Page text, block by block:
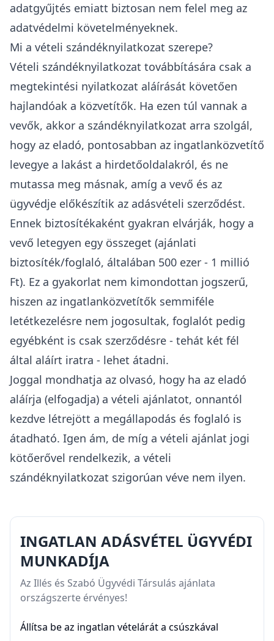
adatgyűjtés emiatt biztosan nem felel meg az
adatvédelmi követelményeknek.
Mi a vételi szándéknyilatkozat szerepe?
Vételi szándéknyilatkozat továbbítására csak a
megtekintési nyilatkozat aláírását követően
hajlandóak a közvetítők. Ha ezen túl vannak a
vevők, akkor a szándéknyilatkozat arra szolgál,
hogy az eladó, pontosabban az ingatlanközvetítő
levegye a lakást a hirdetőoldalakról, és ne
mutassa meg másnak, amíg a vevő és az
ügyvédje előkészítik az adásvételi szerződést.
Ennek biztosítékaként gyakran elvárják, hogy a
vevő letegyen egy összeget (ajánlati
biztosíték/foglaló, általában 500 ezer - 1 millió
Ft). Ez a gyakorlat nem kimondottan jogszerű,
hiszen az ingatlanközvetítők semmiféle
letétkezelésre nem jogosultak, foglalót pedig
egyébként is csak szerződésre - tehát két fél
által aláírt iratra - lehet átadni.
Joggal mondhatja az olvasó, hogy ha az eladó
aláírja (elfogadja) a vételi ajánlatot, onnantól
kezdve létrejött a megállapodás és foglaló is
átadható. Igen ám, de míg a vételi ajánlat jogi
kötőerővel rendelkezik, a vételi
szándéknyilatkozat szigorúan véve nem ilyen.
INGATLAN ADÁSVÉTEL ÜGYVÉDI
MUNKADÍJA
Az Illés és Szabó Ügyvédi Társulás ajánlata
országszerte érvényes!
Állítsa be az ingatlan vételárát a csúszkával